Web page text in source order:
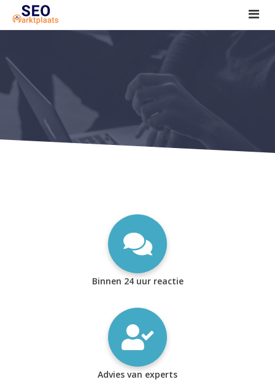
SEO tools reviews
Marketeer bij jou in de buurt?
Offerte
1. Seo voor beginners +
2. Onderzoeken +
Binnen 24 uur reactie
Advies van experts